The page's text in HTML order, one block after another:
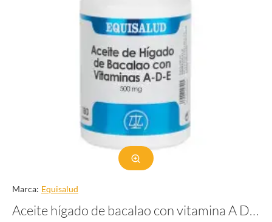
Marca: Equisalud
Aceite hígado de bacalao con vitamina A D y E